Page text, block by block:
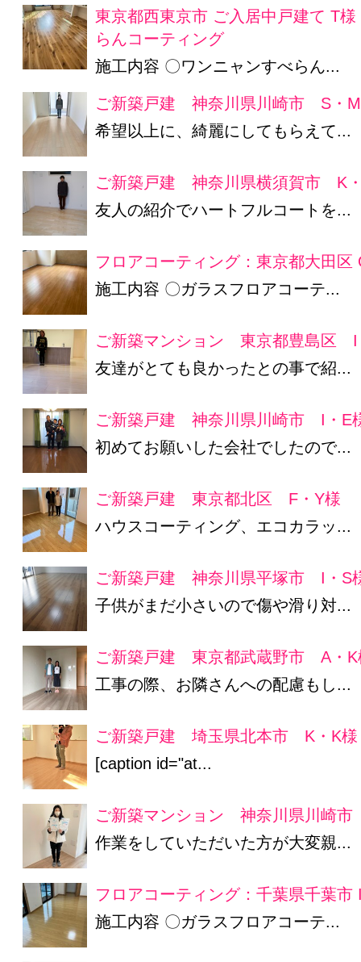
東京都西東京市 ご入居中戸建て T
らんコーティング
施工内容 〇ワンニャンすべらん...
ご新築戸建 神奈川県川崎市 S・
希望以上に、綺麗にしてもらえて...
ご新築戸建 神奈川県横須賀市 K
友人の紹介でハートフルコートを...
フロアコーティング：東京都大田区
施工内容 〇ガラスフロアコーテ...
ご新築マンション 東京都豊島区 I
友達がとても良かったとの事で紹...
ご新築戸建 神奈川県川崎市 I・E
初めてお願いした会社でしたので...
ご新築戸建 東京都北区 F・Y様
ハウスコーティング、エコカラッ...
ご新築戸建 神奈川県平塚市 I・S
子供がまだ小さいので傷や滑り対...
ご新築戸建 東京都武蔵野市 A・K
工事の際、お隣さんへの配慮もし...
ご新築戸建 埼玉県北本市 K・K様
[caption id="at...
ご新築マンション 神奈川県川崎
作業をしていただいた方が大変親...
フロアコーティング：千葉県千葉市
施工内容 〇ガラスフロアコーテ...